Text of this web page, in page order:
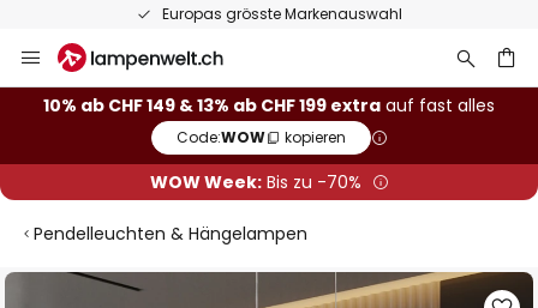
Europas grösste Markenauswahl
Inhalt
springen
10% ab CHF 149 & 13% ab CHF 199 extra auf fast alles
Code:WOW kopieren
WOW Week:Bis zu -70%
Pendelleuchten & Hängelampen
Zum